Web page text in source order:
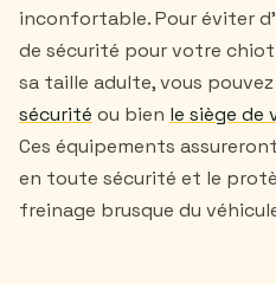
inconfortable. Pour éviter
de sécurité pour votre
sa taille adulte, vous
sécurité ou bien le siège
Ces équipements
en toute sécurité et le
freinage brusque du